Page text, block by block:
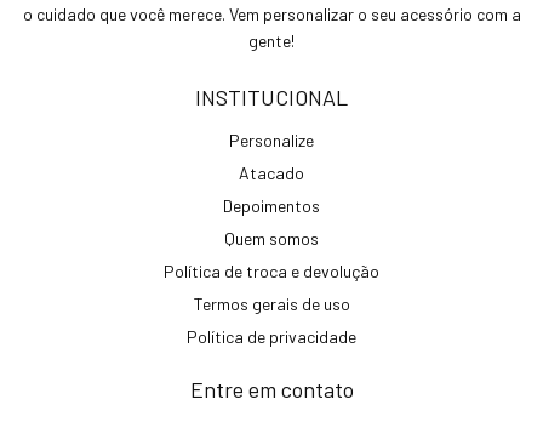
o cuidado que você merece. Vem personalizar o seu acessório com a
gente!
INSTITUCIONAL
Personalize
Atacado
Depoimentos
Quem somos
Política de troca e devolução
Termos gerais de uso
Política de privacidade
Entre em contato